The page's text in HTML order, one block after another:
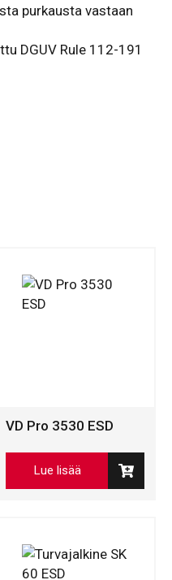
purkausta vastaan
DGUV Rule 112-191
VD Pro 3530 ESD
Lue lisää